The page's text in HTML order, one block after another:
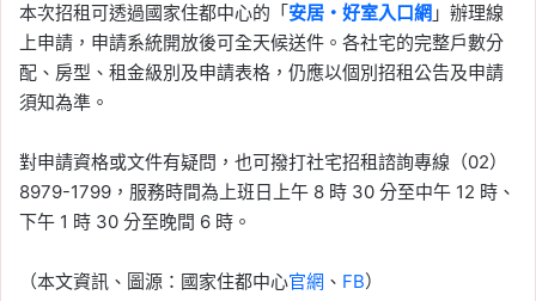
本次招租可透過國家住都中心的「 安居・好室入口網 」辦理線
上申請，申請系統開放後可全天候送件。各社宅的完整戶數分
配、房型、租金級別及申請表格，仍應以個別招租公告及申請
須知為準。
對申請資格或文件有疑問，也可撥打社宅招租諮詢專線（02）
8979-1799，服務時間為上班日上午 8 時 30 分至中午 12 時、
下午 1 時 30 分至晚間 6 時。
（本文資訊、圖源：國家住都中心官網 、 FB）